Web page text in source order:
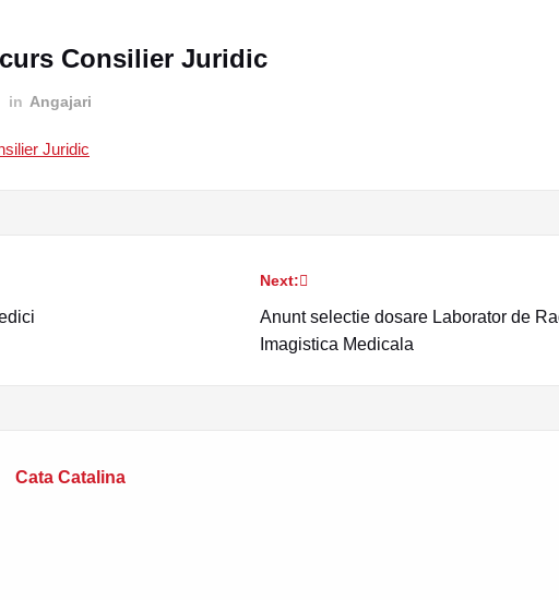
Consilier Juridic
in Angajari
Juridic
Next:
Anunt selectie dosare Laborator de
Imagistica Medicala
Cata Catalina